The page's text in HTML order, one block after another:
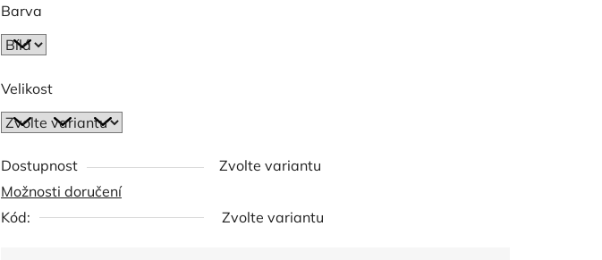
Barva
Velikost
Dostupnost
Zvolte variantu
Možnosti doručení
Kód:
Zvolte variantu